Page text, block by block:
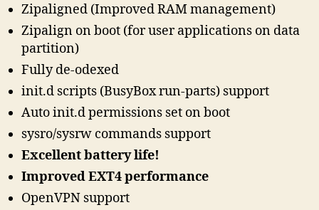
Zipaligned (Improved RAM management)
Zipalign on boot (for user applications on data
partition)
Fully de-odexed
init.d scripts (BusyBox run-parts) support
Auto init.d permissions set on boot
sysro/sysrw commands support
Excellent battery life!
Improved EXT4 performance
OpenVPN support